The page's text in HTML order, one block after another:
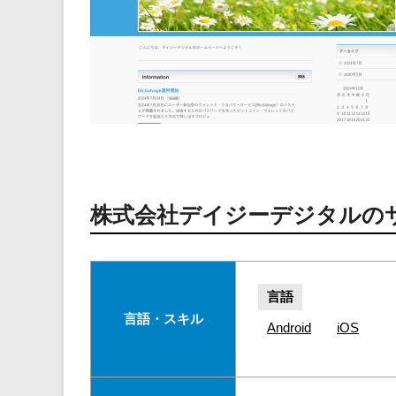
株式会社デイジーデジタルの
言語・スキル
言語
Android iOS